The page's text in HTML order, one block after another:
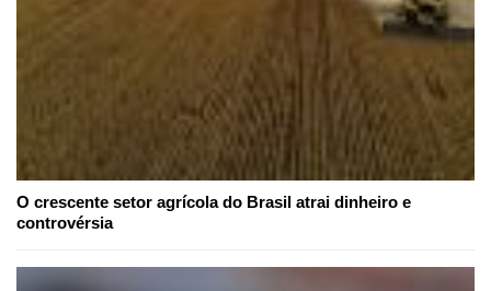
O crescente setor agrícola do Brasil atrai dinheiro e
controvérsia